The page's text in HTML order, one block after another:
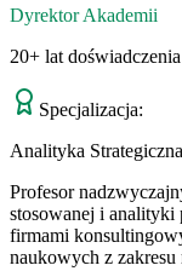
Dyrektor Akademii
20+ lat
Specjalizacja:
Analityka
Profesor
stosowanej i analityki
firmami
naukowych z